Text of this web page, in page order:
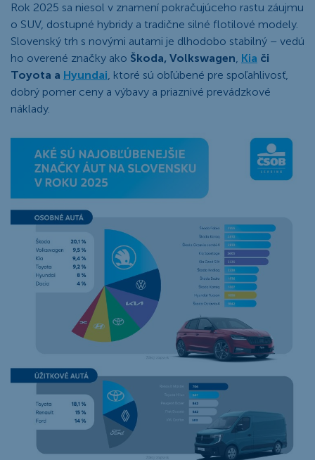
Rok 2025 sa niesol v znamení pokračujúceho rastu záujmu
o SUV, dostupné hybridy a tradične silné flotilové modely.
Slovenský trh s novými autami je dlhodobo stabilný – vedú
ho overené značky ako Škoda, Volkswagen, Kia či
Toyota a Hyundai, ktoré sú obľúbené pre spoľahlivosť,
dobrý pomer ceny a výbavy a priaznivé prevádzkové
náklady.